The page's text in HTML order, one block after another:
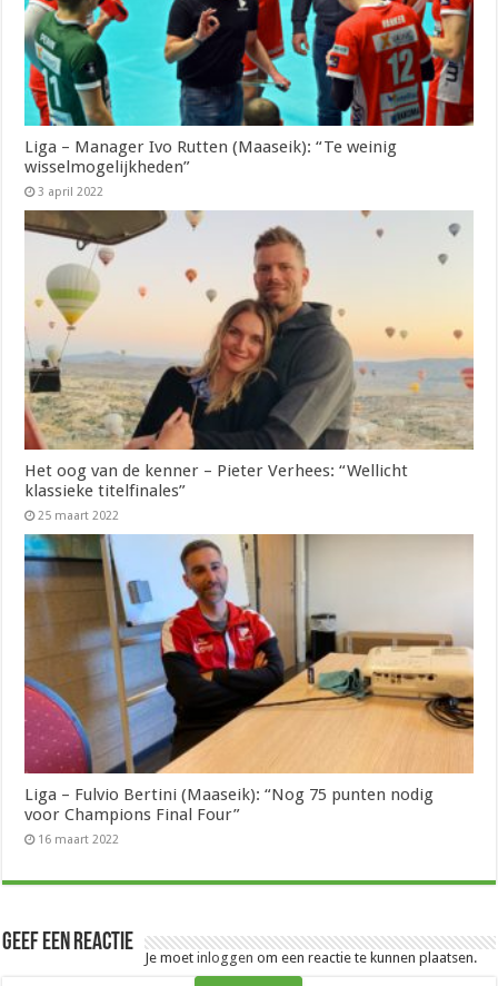
Liga – Manager Ivo Rutten (Maaseik): “Te weinig
wisselmogelijkheden”
3 april 2022
Het oog van de kenner – Pieter Verhees: “Wellicht
klassieke titelfinales”
25 maart 2022
Liga – Fulvio Bertini (Maaseik): “Nog 75 punten nodig
voor Champions Final Four”
16 maart 2022
Geef een reactie
Je moetinloggen om een reactie te kunnen plaatsen.